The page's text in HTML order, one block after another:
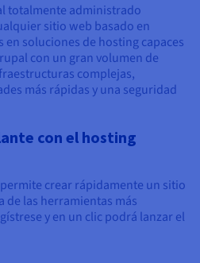
totalmente administrado
sitio web basado en
en soluciones de hosting capaces
con un gran volumen de
complejas,
más rápidas y una seguridad
con el hosting
crear rápidamente un sitio
de las herramientas más
y en un clic podrá lanzar el